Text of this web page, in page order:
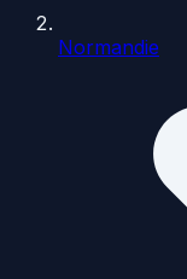
Normandie